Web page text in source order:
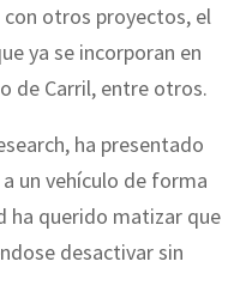
otros proyectos, el
ya se incorporan en
de Carril, entre otros.
ha presentado
un vehículo de forma
ha querido matizar que
desactivar sin